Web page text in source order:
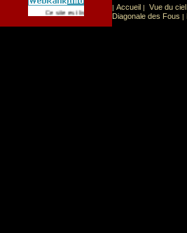
Ce site est list� dans la cat�gorie Sport:
| Accueil | Vue du ciel
Diagonale des Fous |